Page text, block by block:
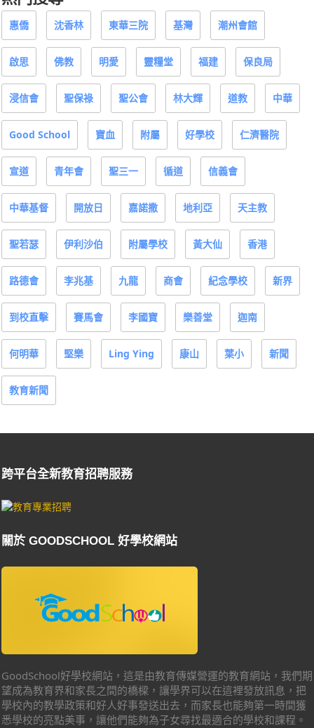
惠僑 沈香林 東華三院 基灣 潮州會館
啟思 佛教 明愛 靈糧堂 福建 保良局
浸信會 聖保祿 聖公會 林大輝 道教 中華
Good School 寶血 附屬 好學校 仁濟醫院
宣道 青年會 聖三一 循道 信義會
中華基督 開放日 嘉諾撒 地利亞 天主教
聖若瑟 伊利沙伯 附屬學校 黃大仙 香港
路德會 李兆基 九龍 商會 紀念學校 新界
到校直擊 賽馬會 李國寶 樂善堂 迦南
何明華 堅樂 Ling Ying 康山 葉小 新聞
教育新聞
跨平台全新教育招聘服務
關於 GOODSCHOOL 好學校網站
GoodSchool好學校網站，這是由教育傳媒營運的教育網站，我們期
望成為教育界和家長之間的橋樑，讓學界可以在這裡發放訊息，把
學校內的教學政策和好人好事發送出去，而家長也能夠第一時間獲
悉學校的亮點美事，讓他們能夠為子女尋找最適合的學校和課程。